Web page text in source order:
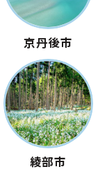
京丹後市
綾部市